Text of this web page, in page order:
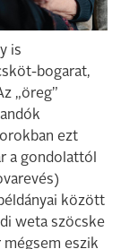
is
bogarat,
„öreg”
ezt
a gondolattól
között
weta szöcske
mégsem eszik